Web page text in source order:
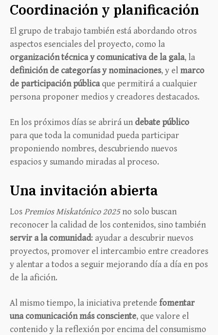
Coordinación y planificación
El grupo de trabajo también está abordando otros
aspectos esenciales del proyecto, como la
organización técnica y comunicativa de la gala, la
definición de categorías y nominaciones, y elmarco
de participación públicaque permitirá a cualquier
persona proponer medios y creadores destacados.
En los próximos días se abrirá un debate público
para que toda la comunidad pueda participar
proponiendo nombres, descubriendo nuevos
espacios y sumando miradas al proceso.
Una invitación abierta
LosPremios Miskatónico 2025no solo buscan
reconocer la calidad de los contenidos, sino también
servir a la comunidad: ayudar a descubrir nuevos
proyectos, promover el intercambio entre creadores
y alentar a todos a seguir mejorando día a día en pos
de la afición.
Al mismo tiempo, la iniciativa pretende fomentar
una comunicación más consciente, que valore el
contenido y la reflexión por encima del consumismo